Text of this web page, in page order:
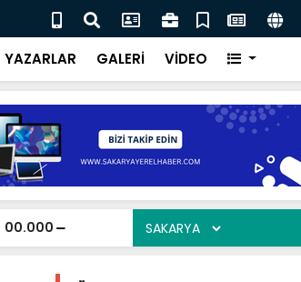
Yusuf Alemdar “Şehrimizin su yönetimini
için çalışıyoruz”
YAZARLAR GALERİ VİDEO
00.000